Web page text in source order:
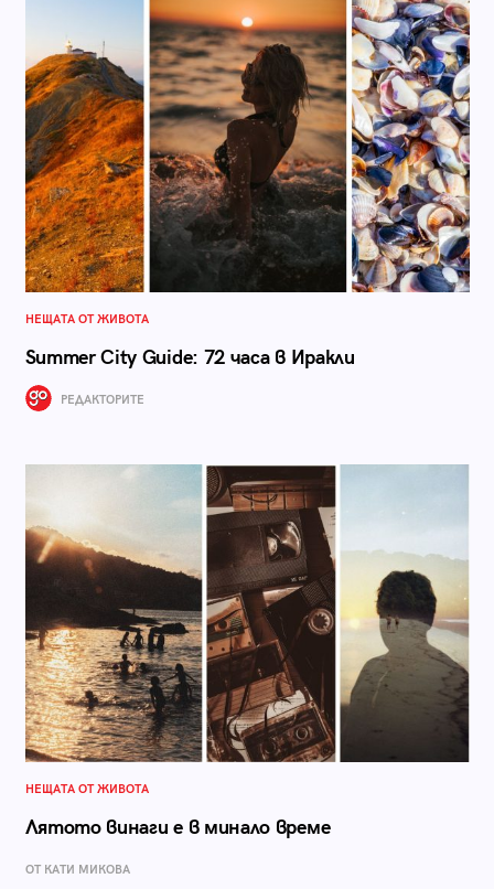
НЕЩАТА ОТ ЖИВОТА
Summer City Guide: 72 часа в Иракли
РЕДАКТОРИТЕ
НЕЩАТА ОТ ЖИВОТА
Лятото винаги е в минало време
ОТ КАТИ МИКОВА